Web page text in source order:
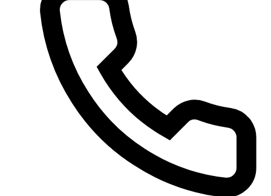
yerdesiniz.
Uşak Ulubey Bilişim Hukuku Avukatı
teknolojinin ve internetin hızla geliştiği bu çağda,
hukuki sorunlarınızı en etkili ve hızlı bir şekilde
çözmek için yanınızdadır. Hizmet felsefemiz;
müvekkillerimizin ihtiyaçlarını anında ve en doğru
şekilde karşılamak, onları karmaşık hukuki
süreçlerde en iyi şekilde temsil etmektir.
Bilişim Suçları
Uşak Ulubey Bilişim Hukuku Avukatı
bilişim suçları alanında geniş bir hizmet yelpazesi